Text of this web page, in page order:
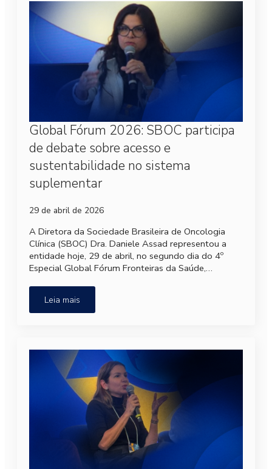
Global Fórum 2026: SBOC participa
de debate sobre acesso e
sustentabilidade no sistema
suplementar
29 de abril de 2026
A Diretora da Sociedade Brasileira de Oncologia
Clínica (SBOC) Dra. Daniele Assad representou a
entidade hoje, 29 de abril, no segundo dia do 4º
Especial Global Fórum Fronteiras da Saúde,…
Leia mais